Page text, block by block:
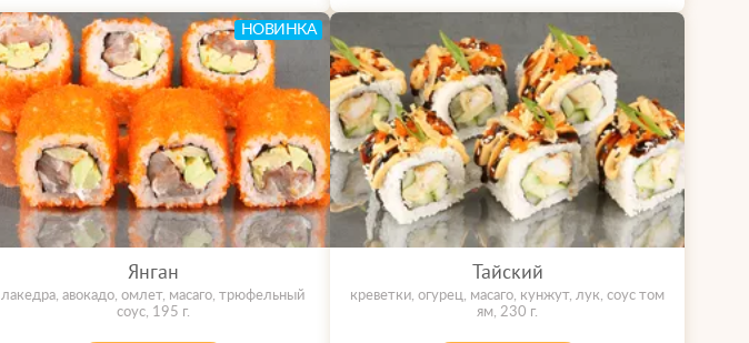
Янган
лакедра, авокадо, омлет, масаго, трюфельный
соус, 195 г.
НОВИНКА
Тайский
креветки, огурец, масаго, кунжут, лук, соус том
ям, 230 г.